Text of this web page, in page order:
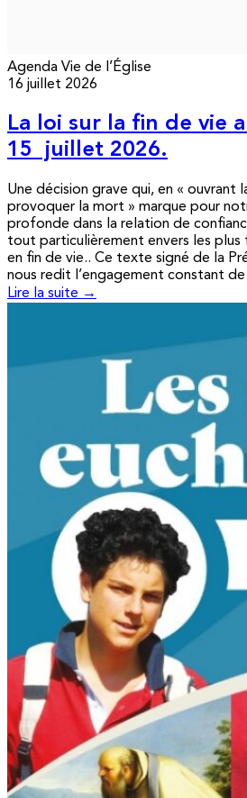
Agenda Vie de l’Église
16 juillet 2026
La loi sur la fin de vie
15 juillet 2026.
Une décision grave qui, en « ouvrant
provoquer la mort » marque pour
profonde dans la relation de
tout particulièrement envers les plus
en fin de vie.. Ce texte signé de la
nous redit l’engagement constant
Lire la suite →